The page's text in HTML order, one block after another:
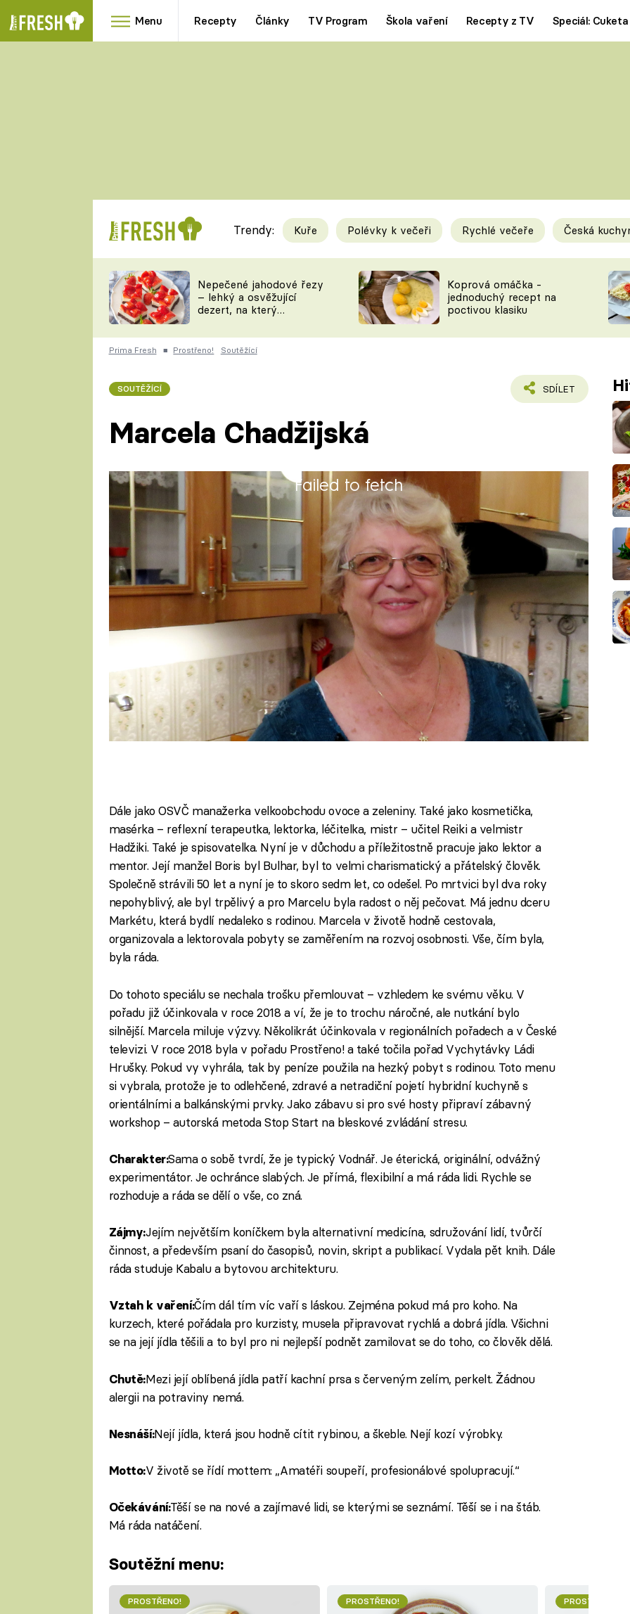
Menu Recepty Články TV Program Škola vaření Recepty z TV Speciál: Cuketa
RYCHLOVKY
Videorecepty
TEĎ VAŘÍ ŠÉF!
ČESKO NA TALÍŘI
Tipy a triky
KAM ZA JÍDLEM
VYCHYTÁVKY
ČASOPIS
Trendy: Kuře Polévky k večeři Rychlé večeře Česká
Nepečené jahodové řezy
– lehký a osvěžující
dezert, na který
Koprová omáčka -
jednoduchý recept na
poctivou klasiku
Prima Fresh ■ Prostřeno! Soutěžící
SOUTĚŽÍCÍ SDÍLET
Marcela Chadžijská
Failed to fetch
Marcela má 74 let, vystudovala průmyslovou školu a
psychoterapeutickou fakultu. Pracovala v administrativě, jako
kreslička, projektantka, revizní technička, inspektorka technických
zařízení.
Dále jako OSVČ manažerka velkoobchodu ovoce a zeleniny. Také jako kosmetička,
masérka – reflexní terapeutka, lektorka, léčitelka, mistr – učitel Reiki a velmistr
Hadžiki. Také je spisovatelka. Nyní je v důchodu a příležitostně pracuje jako lektor a
mentor. Její manžel Boris byl Bulhar, byl to velmi charismatický a přátelský člověk.
Společně strávili 50 let a nyní je to skoro sedm let, co odešel. Po mrtvici byl dva roky
nepohyblivý, ale byl trpělivý a pro Marcelu byla radost o něj pečovat. Má jednu dceru
Markétu, která bydlí nedaleko s rodinou. Marcela v životě hodně cestovala,
organizovala a lektorovala pobyty se zaměřením na rozvoj osobnosti. Vše, čím byla,
byla ráda.
Do tohoto speciálu se nechala trošku přemlouvat – vzhledem ke svému věku. V
pořadu již účinkovala v roce 2018 a ví, že je to trochu náročné, ale nutkání bylo
silnější. Marcela miluje výzvy. Několikrát účinkovala v regionálních pořadech a v České
televizi. V roce 2018 byla v pořadu Prostřeno! a také točila pořad Vychytávky Ládi
Hrušky. Pokud vy vyhrála, tak by peníze použila na hezký pobyt s rodinou. Toto menu
si vybrala, protože je to odlehčené, zdravé a netradiční pojetí hybridní kuchyně s
orientálními a balkánskými prvky. Jako zábavu si pro své hosty připraví zábavný
workshop – autorská metoda Stop Start na bleskové zvládání stresu.
Charakter:Sama o sobě tvrdí, že je typický Vodnář. Je éterická, originální, odvážný
experimentátor. Je ochránce slabých. Je přímá, flexibilní a má ráda lidi. Rychle se
rozhoduje a ráda se dělí o vše, co zná.
Zájmy:Jejím největším koníčkem byla alternativní medicína, sdružování lidí, tvůrčí
činnost, a především psaní do časopisů, novin, skript a publikací. Vydala pět knih. Dále
ráda studuje Kabalu a bytovou architekturu.
Vztah k vaření:Čím dál tím víc vaří s láskou. Zejména pokud má pro koho. Na
kurzech, které pořádala pro kurzisty, musela připravovat rychlá a dobrá jídla. Všichni
se na její jídla těšili a to byl pro ni nejlepší podnět zamilovat se do toho, co člověk dělá.
Chutě:Mezi její oblíbená jídla patří kachní prsa s červeným zelím, perkelt. Žádnou
alergii na potraviny nemá.
Nesnáší:Nejí jídla, která jsou hodně cítit rybinou, a škeble. Nejí kozí výrobky.
Motto:V životě se řídí mottem: „Amatéři soupeří, profesionálové spolupracují.“
Očekávání:Těší se na nové a zajímavé lidi, se kterými se seznámí. Těší se i na štáb.
Má ráda natáčení.
Soutěžní menu:
PROSTŘENO! PROSTŘENO! PROSTŘENO!